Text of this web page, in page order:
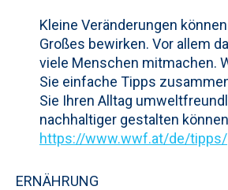
Kleine Veränderungen
Großes bewirken. Vor allem
viele Menschen mitmachen.
Sie einfache Tipps
Sie Ihren Alltag
nachhaltiger gestalten
https://www.wwf.at/de/tipps/
ERNÄHRUNG